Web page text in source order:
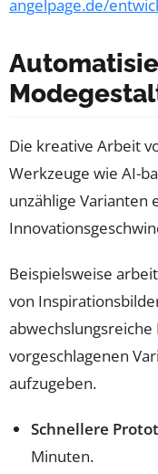
angelpage.de/
Die kreative Arbeit
Werkzeuge wie AI-
unzählige Varianten
Beispielsweise
von
vorgeschlagenen
aufzugeben.
Schnellere
Minuten.